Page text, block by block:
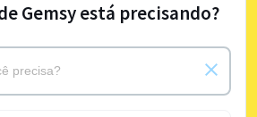
Gemsy está precisando?